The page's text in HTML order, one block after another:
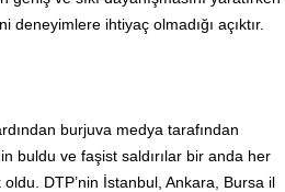
ihtiyaç olmadığı açıktır.
burjuva medya tarafından
buldu ve faşist saldırılar bir anda her
DTP’nin İstanbul, Ankara, Bursa il